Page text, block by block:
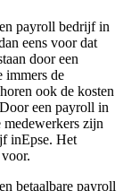
payroll bedrijf in
eens voor dat
door een
immers de
ook de kosten
een payroll in
medewerkers zijn
inEpse. Het
betaalbare payroll